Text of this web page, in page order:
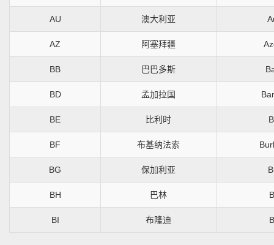
AU 澳大利亚
AZ 阿塞拜疆
BB 巴巴多斯
BD 孟加拉国
BE 比利时
BF 布基纳法索
BG 保加利亚
BH 巴林
BI 布隆迪